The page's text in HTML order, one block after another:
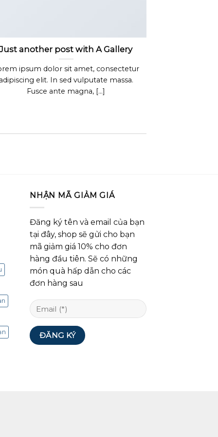
Just another post with A Gallery
ipsum dolor sit amet, consectetur
elit. In sed vulputate massa.
Fusce ante magna, [...]
NHẬN MÃ GIẢM GIÁ
Đăng ký tên và email của bạn
tại đây, shop sẽ gửi cho bạn
mã giảm giá 10% cho đơn
hàng đầu tiên. Sẽ có những
món quà hấp dẫn cho các
đơn hàng sau